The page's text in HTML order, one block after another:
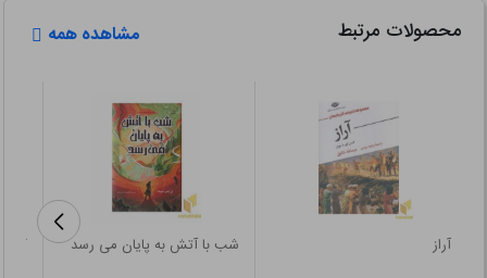
محصولات مرتبط مشاهده همه
آراز شب با آتش به پایان می رسد